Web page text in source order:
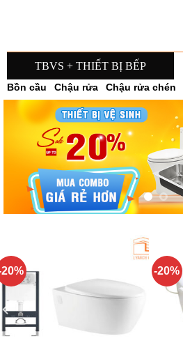
TBVS + THIẾT BỊ BẾP
Bồn cầu Chậu rửa Chậu rửa chén
-20%